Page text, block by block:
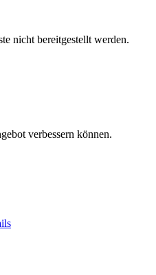
nicht bereitgestellt werden.
verbessern können.